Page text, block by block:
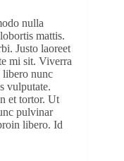
nulla
mattis.
Justo laoreet
mi sit. Viverra
libero nunc
vulputate.
et tortor. Ut
pulvinar
libero. Id